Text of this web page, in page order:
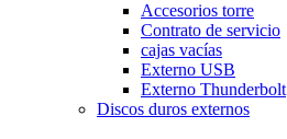
Accesorios torre
Contrato de servicio
cajas vacías
Externo USB
Externo Thunderbolt
Discos duros externos